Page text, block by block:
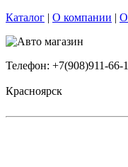
Каталог | О компании |
Телефон: +7(908)911-66-
Красноярск